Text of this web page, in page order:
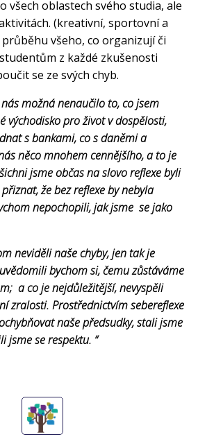
všech oblastech svého studia, ale
(kreativní, sportovní a
všeho, co organizují či
z každé zkušenosti
se ze svých chyb.
možná nenaučilo to, co jsem
východisko pro život v dospělosti,
s bankami, co s daněmi a
něco mnohem cennějšího, a to je
jsme občas na slovo reflexe byli
že bez reflexe by nebyla
nepochopili, jak jsme se jako
neviděli naše chyby, jen tak je
bychom si, čemu zůstáváme
a co je nejdůležitější, nevyspěli
zralosti. Prostřednictvím sebereflexe
naše předsudky, stali jsme
jsme se respektu. “